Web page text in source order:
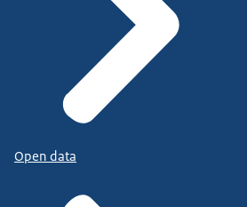
Open data